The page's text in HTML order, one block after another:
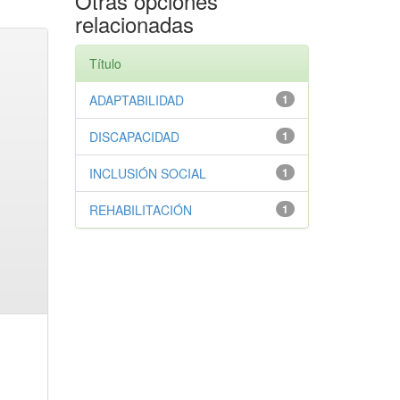
relacionadas
Título
1
ADAPTABILIDAD
1
DISCAPACIDAD
1
INCLUSIÓN SOCIAL
1
REHABILITACIÓN